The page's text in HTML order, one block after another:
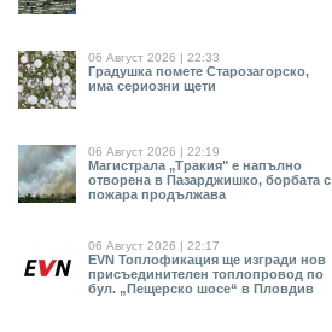
06 Август 2026 | 22:33
Градушка помете Старозагорско,
има сериозни щети
06 Август 2026 | 22:19
Магистрала „Тракия" е напълно
отворена в Пазарджишко, борбата с
пожара продължава
06 Август 2026 | 22:17
EVN Toплофикация ще изгради нов
присъединителен топлопровод по
бул. „Пещерско шосе“ в Пловдив